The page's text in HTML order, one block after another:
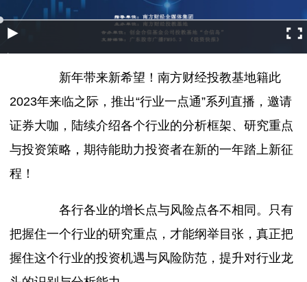
新年带来新希望！南方财经投教基地籍此
2023年来临之际，推出“行业一点通”系列直播，邀请
证券大咖，陆续介绍各个行业的分析框架、研究重点
与投资策略，期待能助力投资者在新的一年踏上新征
程！
各行各业的增长点与风险点各不相同。只有
把握住一个行业的研究重点，才能纲举目张，真正把
握住这个行业的投资机遇与风险防范，提升对行业龙